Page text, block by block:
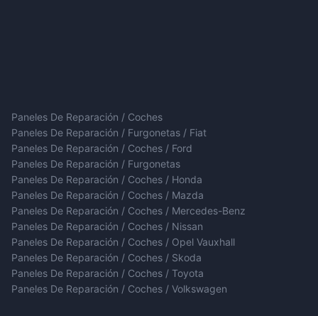
Paneles De Reparación / Coches
Paneles De Reparación / Furgonetas / Fiat
Paneles De Reparación / Coches / Ford
Paneles De Reparación / Furgonetas
Paneles De Reparación / Coches / Honda
Paneles De Reparación / Coches / Mazda
Paneles De Reparación / Coches / Mercedes-Benz
Paneles De Reparación / Coches / Nissan
Paneles De Reparación / Coches / Opel Vauxhall
Paneles De Reparación / Coches / Skoda
Paneles De Reparación / Coches / Toyota
Paneles De Reparación / Coches / Volkswagen